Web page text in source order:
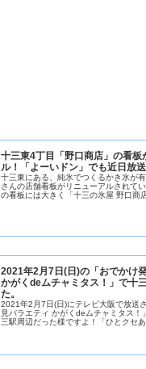
十三東4丁目「野口商店」の看板
ル！「よーいドン」でも近日放送
十三東にある、純氷でつくるかき氷が有
さんの店舗看板がリニューアルされて
の看板には大きく「十三の氷屋 野口商
2021年2月7日(日)の「おでかけ
かがくdeムチャミタス！」で十
た。
2021年2月7日(日)にテレビ大阪で放送
見バラエティ かがくdeムチャミタス！
三駅周辺だった様ですよ！「ひとクセ